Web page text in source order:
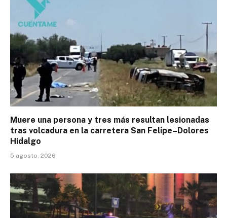
Muere una persona y tres más resultan lesionadas
tras volcadura en la carretera San Felipe–Dolores
Hidalgo
5 agosto, 2026